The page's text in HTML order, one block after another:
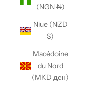
(NGN ₦)
Niue (NZD
$)
Macédoine
du Nord
(MKD ден)